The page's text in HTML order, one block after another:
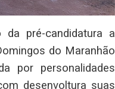
pré-candidatura a
do Maranhão
por personalidades
desenvoltura suas